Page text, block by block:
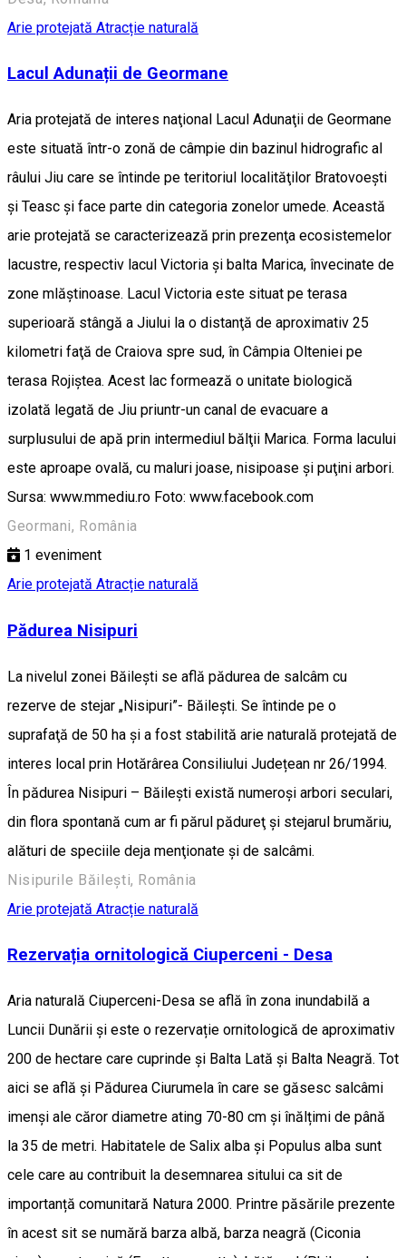
Arie protejată Atracție naturală
Lacul Adunații de Geormane
Aria protejată de interes naţional Lacul Adunaţii de Geormane
este situată într-o zonă de câmpie din bazinul hidrografic al
râului Jiu care se întinde pe teritoriul localităţilor Bratovoeşti
şi Teasc şi face parte din categoria zonelor umede. Această
arie protejată se caracterizează prin prezenţa ecosistemelor
lacustre, respectiv lacul Victoria şi balta Marica, învecinate de
zone mlăştinoase. Lacul Victoria este situat pe terasa
superioară stângă a Jiului la o distanţă de aproximativ 25
kilometri faţă de Craiova spre sud, în Câmpia Olteniei pe
terasa Rojiştea. Acest lac formează o unitate biologică
izolată legată de Jiu priuntr-un canal de evacuare a
surplusului de apă prin intermediul bălţii Marica. Forma lacului
este aproape ovală, cu maluri joase, nisipoase şi puţini arbori.
Sursa: www.mmediu.ro Foto: www.facebook.com
Geormani, România
1 eveniment
Arie protejată Atracție naturală
Pădurea Nisipuri
La nivelul zonei Băileşti se află pădurea de salcâm cu
rezerve de stejar „Nisipuri”- Băileşti. Se întinde pe o
suprafaţă de 50 ha și a fost stabilită arie naturală protejată de
interes local prin Hotărârea Consiliului Județean nr 26/1994.
În pădurea Nisipuri – Băileşti există numeroşi arbori seculari,
din flora spontană cum ar fi părul pădureţ şi stejarul brumăriu,
alături de speciile deja menţionate şi de salcâmi.
Nisipurile Băilești, România
Arie protejată Atracție naturală
Rezervația ornitologică Ciuperceni - Desa
Aria naturală Ciuperceni-Desa se află în zona inundabilă a
Luncii Dunării și este o rezervație ornitologică de aproximativ
200 de hectare care cuprinde și Balta Lată și Balta Neagră. Tot
aici se află și Pădurea Ciurumela în care se găsesc salcâmi
imenși ale căror diametre ating 70-80 cm și înălțimi de până
la 35 de metri. Habitatele de Salix alba și Populus alba sunt
cele care au contribuit la desemnarea sitului ca sit de
importanță comunitară Natura 2000. Printre păsările prezente
în acest sit se numără barza albă, barza neagră (Ciconia